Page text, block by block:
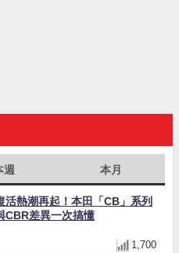
週 本月
活熱潮再起！本田「CB」系列
CBR差異一次搞懂
1,700